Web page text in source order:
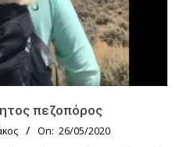
πεζοπόρος
On: 26/05/2020